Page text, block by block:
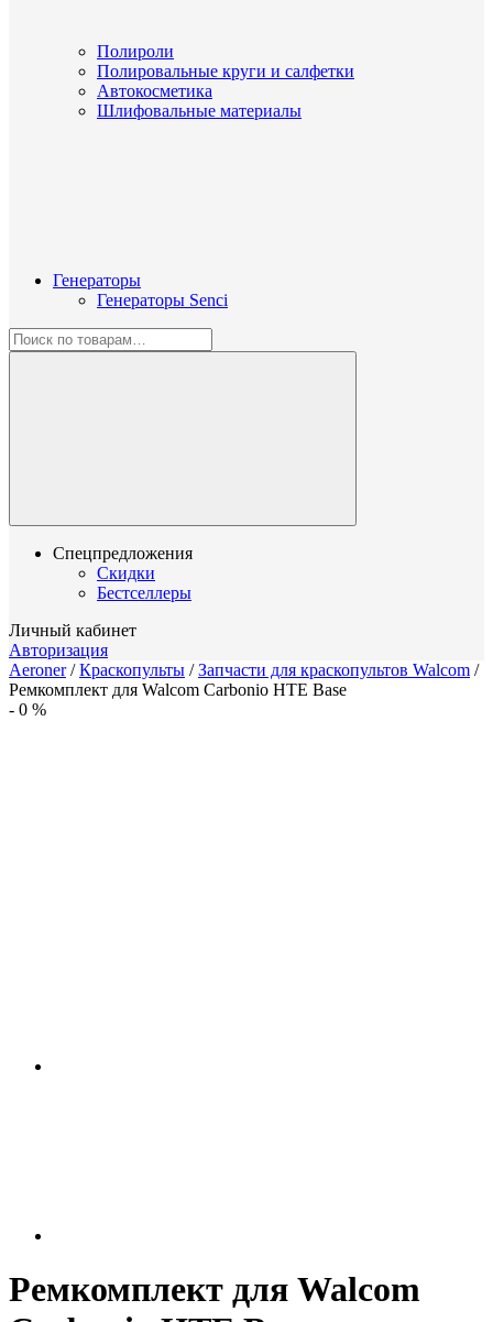
Полироли
Полировальные круги и салфетки
Автокосметика
Шлифовальные материалы
Генераторы
Генераторы Senci
Спецпредложения
Скидки
Бестселлеры
Личный кабинет
Авторизация
Aeroner/Краскопульты /Запчасти для краскопультов Walcom /
Ремкомплект для Walcom Carbonio HTE Base
- 0 %
Ремкомплект для Walcom